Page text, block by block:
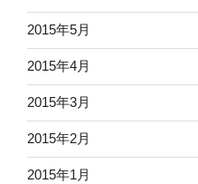
2015年5月
2015年4月
2015年3月
2015年2月
2015年1月